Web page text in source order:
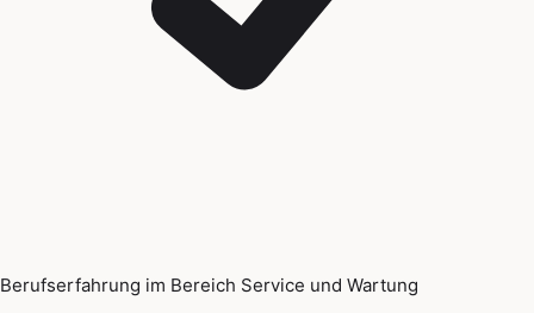
Berufserfahrung im Bereich Service und Wartung